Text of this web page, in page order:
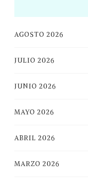
AGOSTO 2026
JULIO 2026
JUNIO 2026
MAYO 2026
ABRIL 2026
MARZO 2026